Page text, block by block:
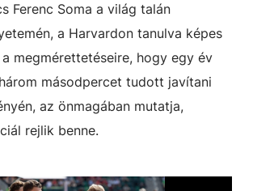
Ferenc Soma a világ talán
a Harvardon tanulva képes
megmérettetéseire, hogy egy év
másodpercet tudott javítani
az önmagában mutatja,
rejlik benne.